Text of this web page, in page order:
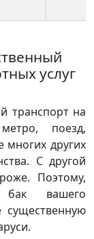
услуг
транспорт на
поезд,
многих других
С другой
Поэтому,
бак вашего
существенную